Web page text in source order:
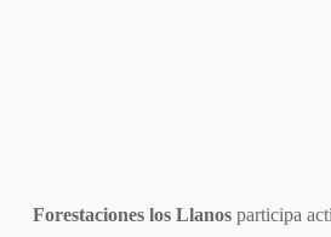
Forestaciones los Llanosparticipa